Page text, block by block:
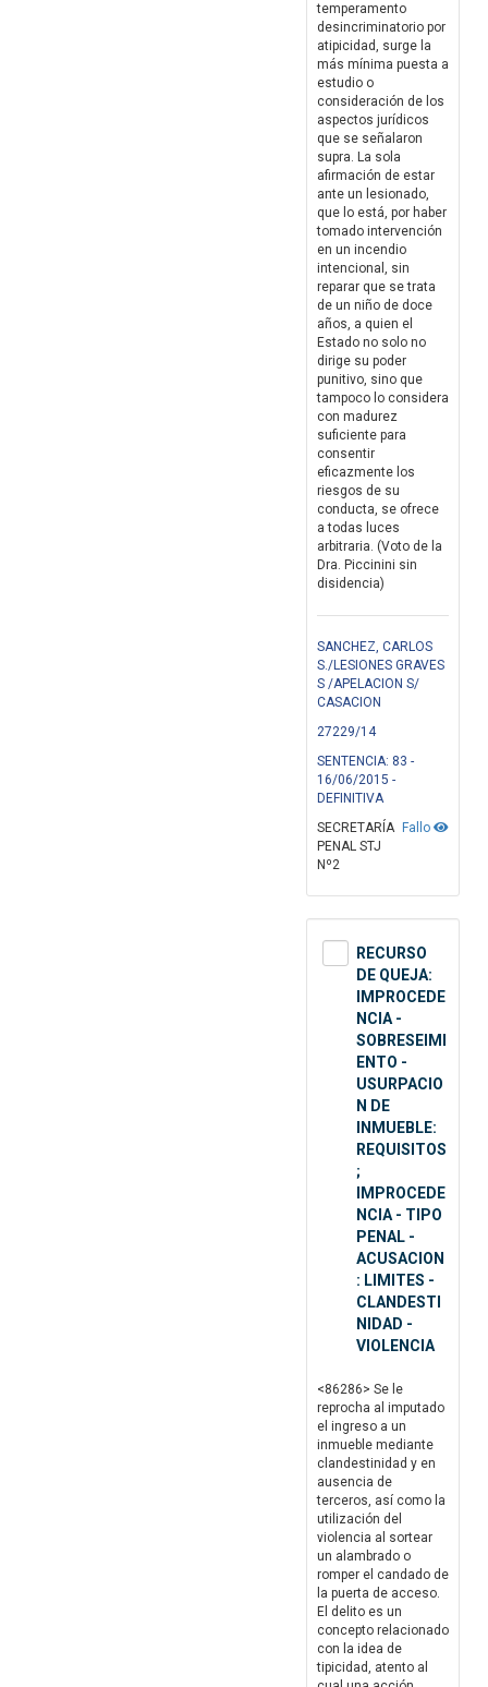
temperamento
desincriminatorio por
atipicidad, surge la
más mínima puesta a
estudio o
consideración de los
aspectos jurídicos
que se señalaron
supra. La sola
afirmación de estar
ante un lesionado,
que lo está, por haber
tomado intervención
en un incendio
intencional, sin
reparar que se trata
de un niño de doce
años, a quien el
Estado no solo no
dirige su poder
punitivo, sino que
tampoco lo considera
con madurez
suficiente para
consentir
eficazmente los
riesgos de su
conducta, se ofrece
a todas luces
arbitraria. (Voto de la
Dra. Piccinini sin
disidencia)
SANCHEZ, CARLOS
S./LESIONES GRAVES
S /APELACION S/
CASACION
27229/14
SENTENCIA: 83 -
16/06/2015 -
DEFINITIVA
Fallo
SECRETARÍA
PENAL STJ
Nº2
RECURSO
DE QUEJA:
IMPROCEDE
NCIA -
SOBRESEIMI
ENTO -
USURPACIO
N DE
INMUEBLE:
REQUISITOS
;
IMPROCEDE
NCIA - TIPO
PENAL -
ACUSACION
: LIMITES -
CLANDESTI
NIDAD -
VIOLENCIA
<86286> Se le
reprocha al imputado
el ingreso a un
inmueble mediante
clandestinidad y en
ausencia de
terceros, así como la
utilización del
violencia al sortear
un alambrado o
romper el candado de
la puerta de acceso.
El delito es un
concepto relacionado
con la idea de
tipicidad, atento al